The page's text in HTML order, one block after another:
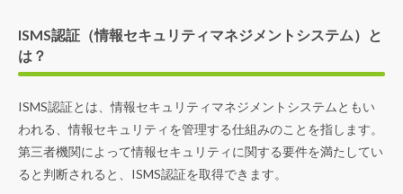
ISMS認証（情報セキュリティマネジメントシステム）と
は？
ISMS認証とは、情報セキュリティマネジメントシステムともい
われる、情報セキュリティを管理する仕組みのことを指します。
第三者機関によって情報セキュリティに関する要件を満たしてい
ると判断されると、ISMS認証を取得できます。